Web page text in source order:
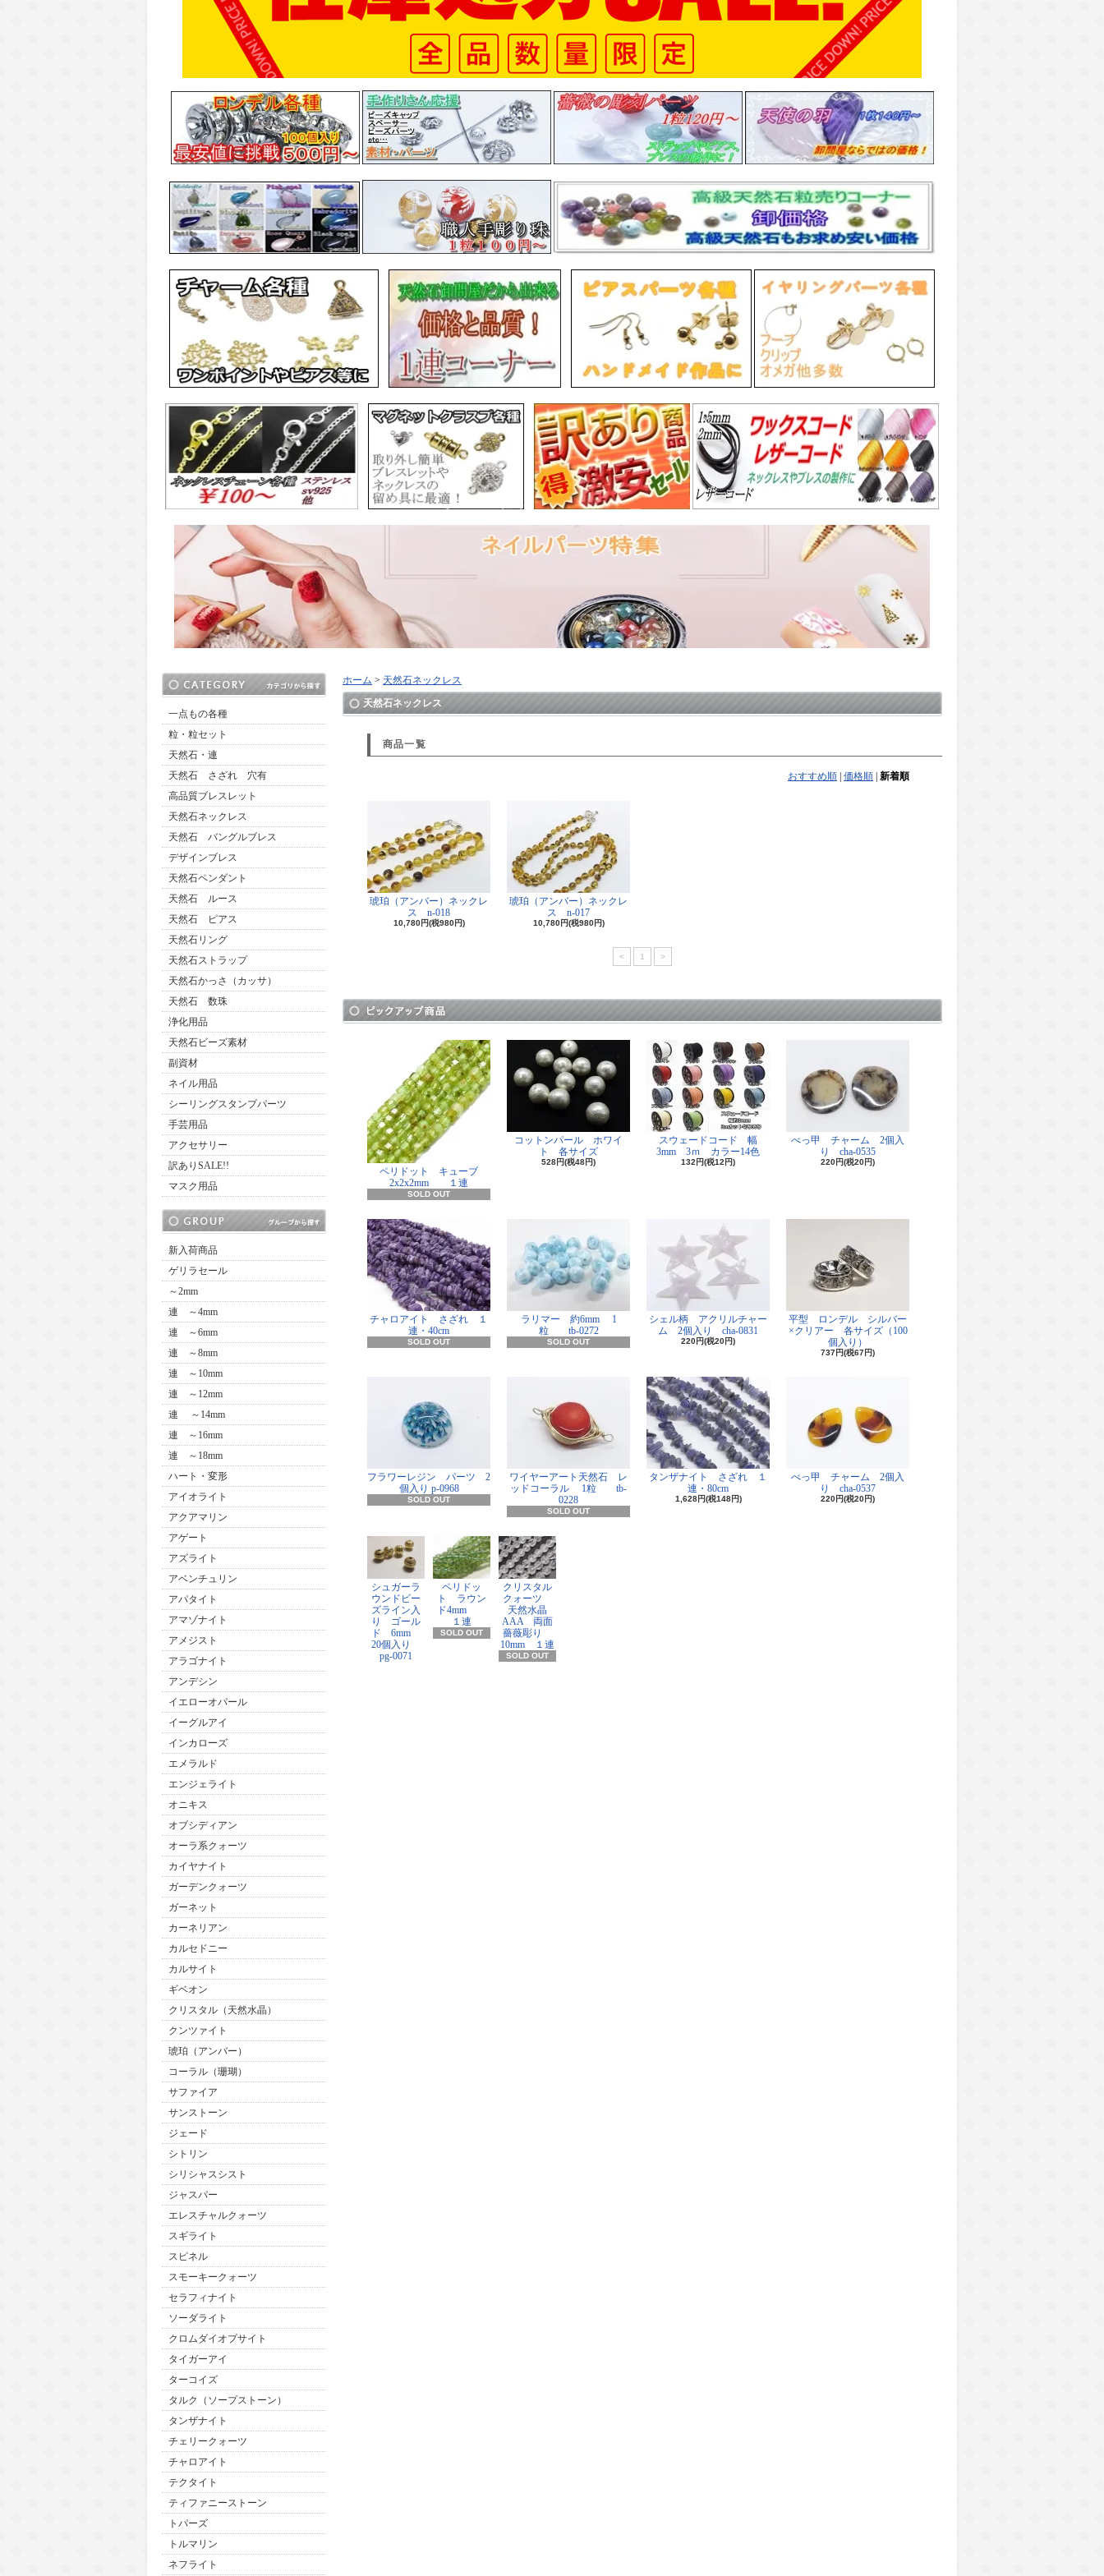
一点もの各種
粒・粒セット
天然石・連
天然石 さざれ 穴有
高品質ブレスレット
天然石ネックレス
天然石 バングルブレス
デザインブレス
天然石ペンダント
天然石 ルース
天然石 ピアス
天然石リング
天然石ストラップ
天然石かっさ（カッサ）
天然石 数珠
浄化用品
天然石ビーズ素材
副資材
ネイル用品
シーリングスタンプパーツ
手芸用品
アクセサリー
訳ありSALE!!
マスク用品
新入荷商品
ゲリラセール
～2mm
連 ～4mm
連 ～6mm
連 ～8mm
連 ～10mm
連 ～12mm
連 ～14mm
連 ～16mm
連 ～18mm
ハート・変形
アイオライト
アクアマリン
アゲート
アズライト
アベンチュリン
アパタイト
アマゾナイト
アメジスト
アラゴナイト
アンデシン
イエローオパール
イーグルアイ
インカローズ
エメラルド
エンジェライト
オニキス
オブシディアン
オーラ系クォーツ
カイヤナイト
ガーデンクォーツ
ガーネット
カーネリアン
カルセドニー
カルサイト
ギベオン
クリスタル（天然水晶）
クンツァイト
琥珀（アンバー）
コーラル（珊瑚）
サファイア
サンストーン
ジェード
シトリン
シリシャスシスト
ジャスパー
エレスチャルクォーツ
スギライト
スピネル
スモーキークォーツ
セラフィナイト
ソーダライト
クロムダイオプサイト
タイガーアイ
ターコイズ
タルク（ソープストーン）
タンザナイト
チェリークォーツ
チャロアイト
テクタイト
ティファニーストーン
トパーズ
トルマリン
ネフライト
ホーム > 天然石ネックレス
天然石ネックレス
商品一覧
おすすめ順 価格順 新着順
琥珀（アンバー）ネックレ
ス n-018
10,780円(税980円)
琥珀（アンバー）ネックレ
ス n-017
10,780円(税980円)
< 1 >
ペリドット キューブ
2x2x2mm １連
SOLD OUT
コットンパール ホワイ
ト 各サイズ
528円(税48円)
スウェードコード 幅
3mm 3ｍ カラー14色
132円(税12円)
べっ甲 チャーム 2個入
り cha-0535
220円(税20円)
チャロアイト さざれ １
連・40cm
SOLD OUT
ラリマー 約6mm 1
粒 tb-0272
SOLD OUT
シェル柄 アクリルチャー
ム 2個入り cha-0831
220円(税20円)
平型 ロンデル シルバー
×クリアー 各サイズ（100
個入り）
737円(税67円)
フラワーレジン パーツ 2
個入り p-0968
SOLD OUT
ワイヤーアート天然石 レ
ッドコーラル 1粒 tb-
0228
SOLD OUT
タンザナイト さざれ １
連・80cm
1,628円(税148円)
べっ甲 チャーム 2個入
り cha-0537
220円(税20円)
シュガーラ
ウンドビー
ズライン入
り ゴール
ド 6mm
20個入り
pg-0071
ペリドッ
ト ラウン
ド4mm
１連
SOLD OUT
クリスタル
クォーツ
天然水晶
AAA 両面
薔薇彫り
10mm １連
SOLD OUT